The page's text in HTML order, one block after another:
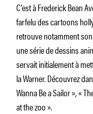
C’est à Frederick Bean
farfelu des cartoons
retrouve notamment
une série de dessins
servait initialement à
la Warner. Découvrez
Wanna Be a Sailor », «
at the zoo ».